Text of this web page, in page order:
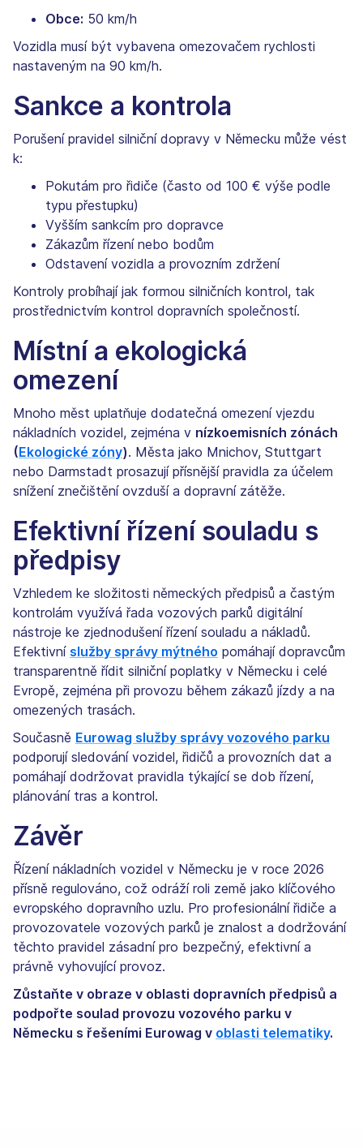
Obce: 50 km/h
Vozidla musí být vybavena omezovačem rychlosti
nastaveným na 90 km/h.
Sankce a kontrola
Porušení pravidel silniční dopravy v Německu může vést
k:
Pokutám pro řidiče (často od 100 € výše podle
typu přestupku)
Vyšším sankcím pro dopravce
Zákazům řízení nebo bodům
Odstavení vozidla a provozním zdržení
Kontroly probíhají jak formou silničních kontrol, tak
prostřednictvím kontrol dopravních společností.
Místní a ekologická
omezení
Mnoho měst uplatňuje dodatečná omezení vjezdu
nákladních vozidel, zejména v nízkoemisních zónách
(Ekologické zóny). Města jako Mnichov, Stuttgart
nebo Darmstadt prosazují přísnější pravidla za účelem
snížení znečištění ovzduší a dopravní zátěže.
Efektivní řízení souladu s
předpisy
Vzhledem ke složitosti německých předpisů a častým
kontrolám využívá řada vozových parků digitální
nástroje ke zjednodušení řízení souladu a nákladů.
Efektivní služby správy mýtného pomáhají dopravcům
transparentně řídit silniční poplatky v Německu i celé
Evropě, zejména při provozu během zákazů jízdy a na
omezených trasách.
Současně Eurowag služby správy vozového parku
podporují sledování vozidel, řidičů a provozních dat a
pomáhají dodržovat pravidla týkající se dob řízení,
plánování tras a kontrol.
Závěr
Řízení nákladních vozidel v Německu je v roce 2026
přísně regulováno, což odráží roli země jako klíčového
evropského dopravního uzlu. Pro profesionální řidiče a
provozovatele vozových parků je znalost a dodržování
těchto pravidel zásadní pro bezpečný, efektivní a
právně vyhovující provoz.
Zůstaňte v obraze v oblasti dopravních předpisů a
podpořte soulad provozu vozového parku v
Německu s řešeními Eurowag v oblasti telematiky.